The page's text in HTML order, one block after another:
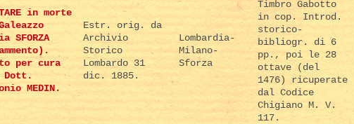
in morte
SFORZA
per cura
Dott.
MEDIN.
Estr. orig. da
Archivio
Storico
Lombardo 31
dic. 1885.
Lombardia-
Milano-
Sforza
Timbro Gabotto
in cop. Introd.
storico-
bibliogr. di 6
pp., poi le 28
ottave (del
1476) ricuperate
dal Codice
Chigiano M. V.
117.